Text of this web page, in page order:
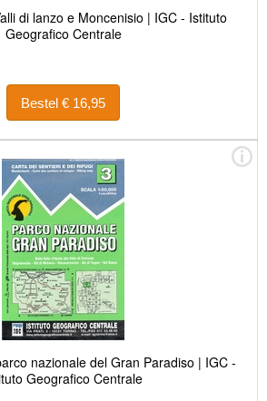
di lanzo e Moncenisio | IGC - Istituto
Geografico Centrale
Bestel € 16,95
nazionale del Gran Paradiso | IGC -
Geografico Centrale